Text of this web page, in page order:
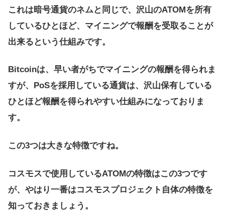
これは暗号通貨のネムと同じで、沢山のATOMを所有
しているひとほど、マイニングで報酬を受取ることが
出来るという仕組みです。
Bitcoinは、早い者がちでマイニングの報酬を得られま
すが、PoSを採用している通貨は、沢山保有している
ひとほど報酬を得られやすい仕組みになっておりま
す。
この3つは大きな特徴ですね。
コスモスで使用しているATOMの特徴はこの3つです
が、やはり一番はコスモスプロジェクト自体の特徴を
知っておきましょう。